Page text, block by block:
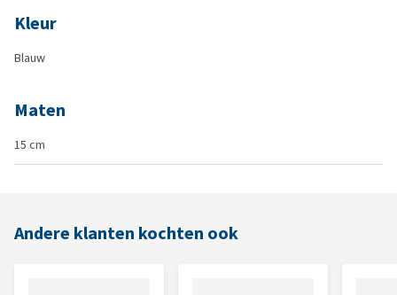
Kleur
Blauw
Maten
15 cm
Andere klanten kochten ook